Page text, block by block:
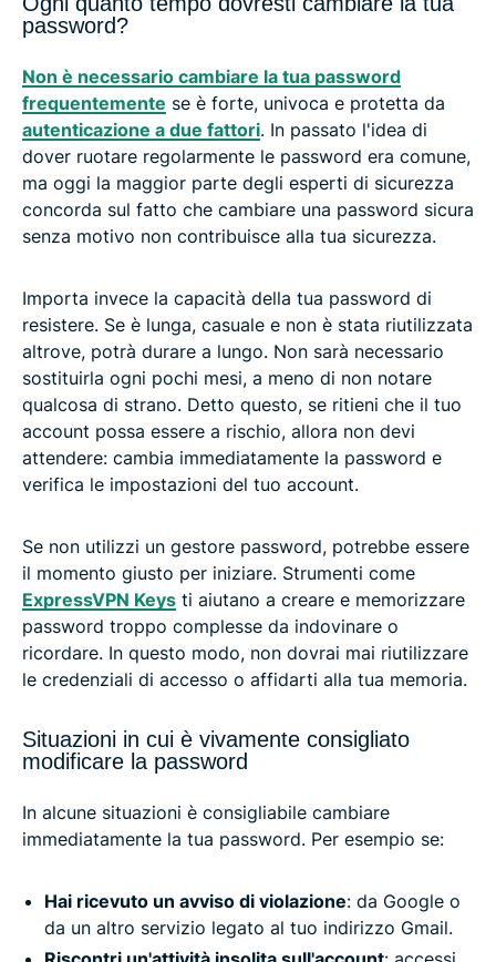
password?
Non è necessario cambiare la tua password
frequentemente se è forte, univoca e protetta da
autenticazione a due fattori. In passato l'idea di
dover ruotare regolarmente le password era comune,
ma oggi la maggior parte degli esperti di sicurezza
concorda sul fatto che cambiare una password sicura
senza motivo non contribuisce alla tua sicurezza.
Importa invece la capacità della tua password di
resistere. Se è lunga, casuale e non è stata riutilizzata
altrove, potrà durare a lungo. Non sarà necessario
sostituirla ogni pochi mesi, a meno di non notare
qualcosa di strano. Detto questo, se ritieni che il tuo
account possa essere a rischio, allora non devi
attendere: cambia immediatamente la password e
verifica le impostazioni del tuo account.
Se non utilizzi un gestore password, potrebbe essere
il momento giusto per iniziare. Strumenti come
ExpressVPN Keys ti aiutano a creare e memorizzare
password troppo complesse da indovinare o
ricordare. In questo modo, non dovrai mai riutilizzare
le credenziali di accesso o affidarti alla tua memoria.
Situazioni in cui è vivamente consigliato
modificare la password
In alcune situazioni è consigliabile cambiare
immediatamente la tua password. Per esempio se:
Hai ricevuto un avviso di violazione: da Google o
da un altro servizio legato al tuo indirizzo Gmail.